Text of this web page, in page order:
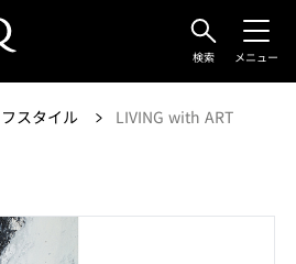
検索 メニュー
スタイル LIVING with ART